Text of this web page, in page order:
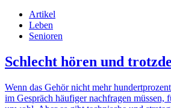
Artikel
Leben
Senioren
Schlecht hören und
Wenn das Gehör nicht mehr
im Gespräch häufiger nachfragen müssen,